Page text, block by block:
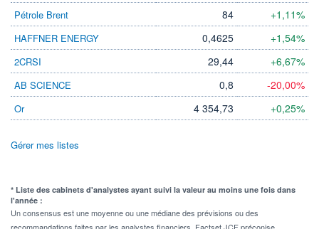
Pétrole Brent 84 +1,11%
HAFFNER ENERGY 0,4625 +1,54%
2CRSI 29,44 +6,67%
AB SCIENCE 0,8 -20,00%
Or 4 354,73 +0,25%
Gérer mes listes
* Liste des cabinets d'analystes ayant suivi la valeur au moins une fois dans
l'année :
Un consensus est une moyenne ou une médiane des prévisions ou des